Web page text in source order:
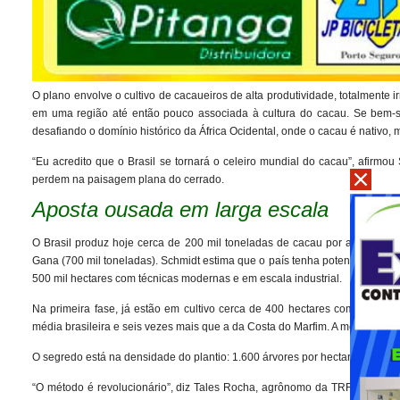
O plano envolve o cultivo de cacaueiros de alta produtividade,
em uma região até então pouco associada à cultura do cacau. Se
desafiando o domínio histórico da África Ocidental, onde o cacau é nativo,
“Eu acredito que o Brasil se tornará o celeiro mundial do cacau”,
perdem na paisagem plana do cerrado.
Aposta ousada em larga escala
O Brasil produz hoje cerca de 200 mil toneladas de cacau por ano —
Gana (700 mil toneladas). Schmidt estima que o país tenha potencial
500 mil hectares com técnicas modernas e em escala industrial.
Na primeira fase, já estão em cultivo cerca de 400 hectares com
média brasileira e seis vezes mais que a da Costa do Marfim. A meta,
O segredo está na densidade do plantio: 1.600 árvores por hectare,
“O método é revolucionário”, diz Tales Rocha, agrônomo da TRF